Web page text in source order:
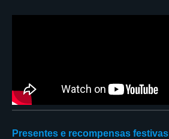
Presentes e recompensas festivas